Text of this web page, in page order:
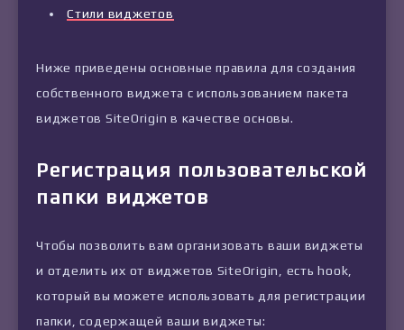
Стили виджетов
Ниже приведены основные правила для создания
собственного виджета с использованием пакета
виджетов SiteOrigin в качестве основы.
Регистрация пользовательской
папки виджетов
Чтобы позволить вам организовать ваши виджеты
и отделить их от виджетов SiteOrigin, есть hook,
который вы можете использовать для регистрации
папки, содержащей ваши виджеты: